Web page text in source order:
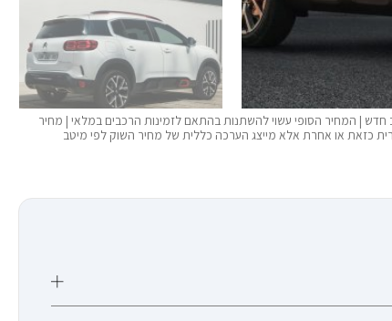
בלבד | המחיר מתייחס לרכב משומש מודל 2023, זה לא רכב חדש | המחיר הסופי עשוי להשתנות בהתאם לזמינות הרכבים במלאי | מחיר
כזאת או אחרת אלא מייצג הערכה כללית של מחיר השוק לפי מיטב